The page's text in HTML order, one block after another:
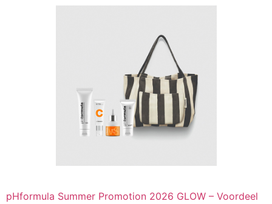
pHformula Summer Promotion 2026 GLOW – Voordeel